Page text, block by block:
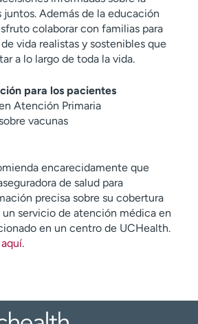
juntos. Además de la educación
colaborar con familias para
vida realistas y sostenibles que
a lo largo de toda la vida.
para los pacientes
Atención Primaria
vacunas
encarecidamente que
de salud para
precisa sobre su cobertura
servicio de atención médica en
en un centro de UCHealth.
.